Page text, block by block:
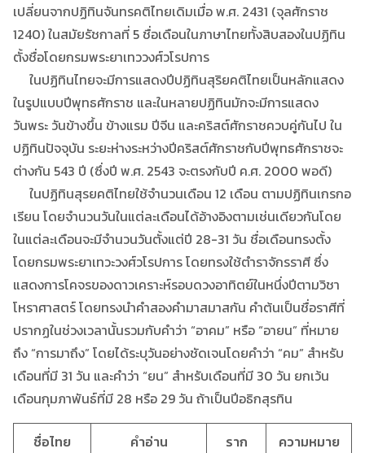
เปลี่ยนจากปฏิทินจันทรคติไทยเดิมเมื่อ พ.ศ. 2431 (จุลศักราช
1240) ในสมัยรัชกาลที่ 5 ชื่อเดือนในภาษาไทยทั้งสิบสองในปฏิทิน
ตั้งชื่อโดยกรมพระยาเทววงศ์วโรปการ
ในปฏิทินไทยจะมีการแสดงปีปฏิทินสุริยคติไทยเป็นหลักแสดง
ในรูปแบบปีพุทธศักราช และในหลายปฏิทินมักจะมีการแสดง
วันพระ วันข้างขึ้น ข้างแรม ปีจีน และคริสต์ศักราชควบคู่กันไป ใน
ปฏิทินปัจจุบัน ระยะห่างระหว่างปีคริสต์ศักราชกับปีพุทธศักราชจะ
ต่างกัน 543 ปี (ซึ่งปี พ.ศ. 2543 จะตรงกับปี ค.ศ. 2000 พอดี)
ในปฏิทินสุรยคติไทยใช้จำนวนเดือน 12 เดือน ตามปฏิทินเกรกอ
เรียน โดยจำนวนวันในแต่ละเดือนได้อ้างอิงตามเช่นเดียวกันโดย
ในแต่ละเดือนจะมีจำนวนวันตั้งแต่ปี 28-31 วัน ชื่อเดือนทรงตั้ง
โดยกรมพระยาเทวะวงศ์วโรปการ โดยทรงใช้ตำราจักรราศี ซึ่ง
แสดงการโคจรของดาวเคราะห์รอบดวงอาทิตย์ในหนึ่งปีตามวิชา
โหราศาสตร์ โดยทรงนำคำสองคำมาสมาสกัน คำต้นเป็นชื่อราศีที่
ปรากฏในช่วงเวลานั้นรวมกับคำว่า “อาคม” หรือ “อายน” ที่หมาย
ถึง “การมาถึง” โดยได้ระบุวันอย่างชัดเจนโดยคำว่า “คม” สำหรับ
เดือนที่มี 31 วัน และคำว่า “ยน” สำหรับเดือนที่มี 30 วัน ยกเว้น
เดือนกุมภาพันธ์ที่มี 28 หรือ 29 วัน ถ้าเป็นปีอธิกสุรทิน
ชื่อไทย
คำอ่าน
ราก
ความหมาย